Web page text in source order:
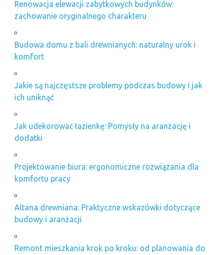
Renowacja elewacji zabytkowych budynków:
zachowanie oryginalnego charakteru
Budowa domu z bali drewnianych: naturalny urok i
komfort
Jakie są najczęstsze problemy podczas budowy i jak
ich uniknąć
Jak udekorować łazienkę: Pomysły na aranżację i
dodatki
Projektowanie biura: ergonomiczne rozwiązania dla
komfortu pracy
Altana drewniana: Praktyczne wskazówki dotyczące
budowy i aranżacji
Remont mieszkania krok po kroku: od planowania do